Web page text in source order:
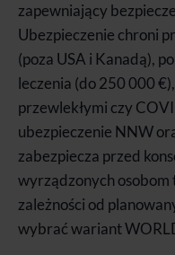
zapewniający
Ubezpieczenie chroni
(poza USA i Kanadą),
leczenia (do 250 000
przewlekłymi czy
ubezpieczenie NNW
zabezpiecza przed
wyrządzonych osobom
zależności od
wybrać wariant